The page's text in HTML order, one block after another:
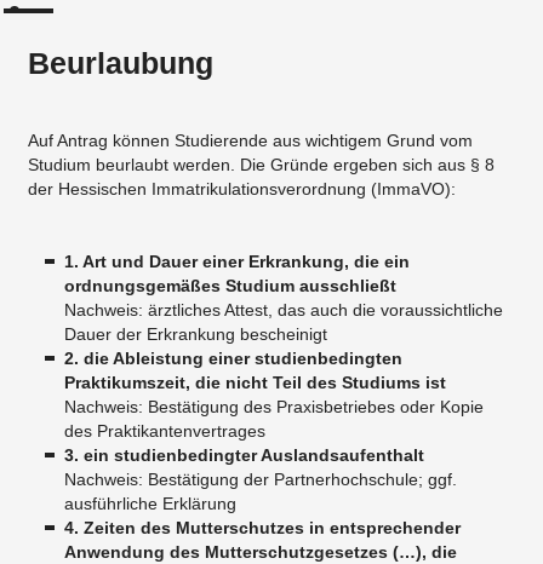
Beurlaubung
Auf Antrag können Studierende aus wichtigem Grund vom
Studium beurlaubt werden. Die Gründe ergeben sich aus § 8
der Hessischen Immatrikulationsverordnung (ImmaVO):
1. Art und Dauer einer Erkrankung, die ein
ordnungsgemäßes Studium ausschließt
Nachweis: ärztliches Attest, das auch die voraussichtliche
Dauer der Erkrankung bescheinigt
2. die Ableistung einer studienbedingten
Praktikumszeit, die nicht Teil des Studiums ist
Nachweis: Bestätigung des Praxisbetriebes oder Kopie
des Praktikantenvertrages
3. ein studienbedingter Auslandsaufenthalt
Nachweis: Bestätigung der Partnerhochschule; ggf.
ausführliche Erklärung
4. Zeiten des Mutterschutzes in entsprechender
Anwendung des Mutterschutzgesetzes (…), die